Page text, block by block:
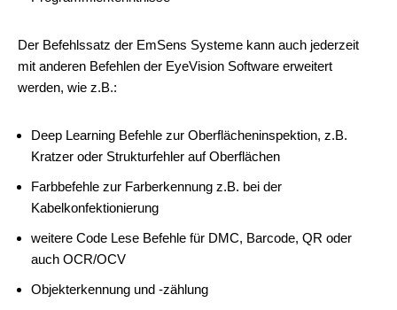
Der Befehlssatz der EmSens Systeme kann auch jederzeit
mit anderen Befehlen der EyeVision Software erweitert
werden, wie z.B.:
Deep Learning Befehle zur Oberflächeninspektion, z.B.
Kratzer oder Strukturfehler auf Oberflächen
Farbbefehle zur Farberkennung z.B. bei der
Kabelkonfektionierung
weitere Code Lese Befehle für DMC, Barcode, QR oder
auch OCR/OCV
Objekterkennung und -zählung